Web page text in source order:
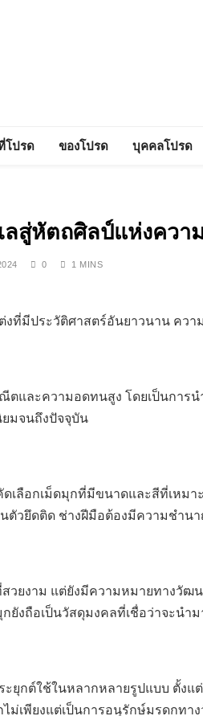
โปรด ของโปรด บุคคลโปรด
ลสู่หัตถศิลป์แห่งควา
0 1 MINS
งที่มีประวัติศาสตร์อันยาวนาน คว
ตและความอดทนสูง โดยเป็นการ
มจนถึงปัจจุบัน
ดเลือกเม็ดมุกที่มีขนาดและสีที่เหม
ตัวยึดติด ช่างฝีมือต้องมีความชำน
สวยงาม แต่ยังมีความหมายทางวั
ยังถือเป็นวัสดุมงคลที่เชื่อว่าจะนำ
ะยุกต์ใช้ในหลากหลายรูปแบบ ตั้ง
ไม่เพียงแต่เป็นการอนุรักษ์มรดก